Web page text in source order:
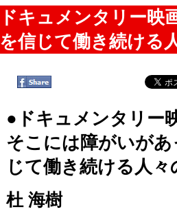
ドキュメンタリー映
を信じて働き続ける
●ドキュメンタリー
そこには障がいが
じて働き続ける人
杜 海樹